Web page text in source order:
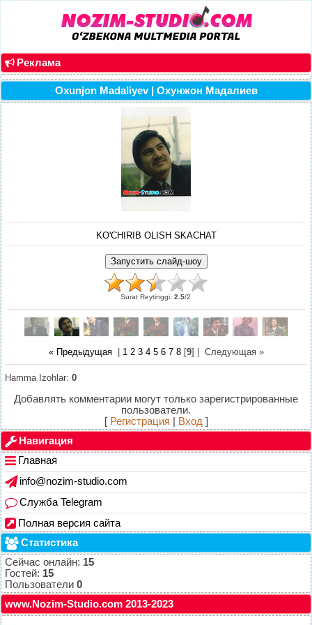
Реклама
Oxunjon Madaliyev | Охунжон Мадалиев
KO'CHIRIB OLISH SKACHAT
Surat Reytinggi: 2.5/2
« Предыдущая| 1 2 3 4 5 6 7 8[9] | Следующая »
Hamma Izohlar: 0
Добавлять комментарии могут только зарегистрированные
пользователи.
[ Регистрация Вход ]
Навигация
Главная
info@nozim-studio.com
Служба Telegram
Полная версия сайта
Статистика
Сейчас онлайн: 15
Гостей: 15
Пользователи 0
www.Nozim-Studio.com 2013-2023